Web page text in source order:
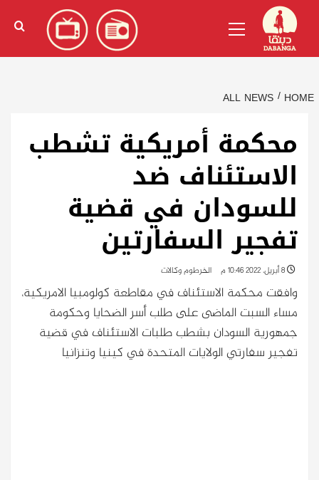
content
الإنجليزية)
Menu
HOME
ALL NEWS
محكمة أمريكية تشطب
الاستئناف ضد
للسودان في قضية
تفجير السفارتين
الخرطوم وكالات
وافقت محكمة الاستئناف في مقاطعة كولومبيا الامريكية،
مساء السبت الماضى على طلب أسر الضحايا وحكومة
جمهورية السودان بشطب طلبات الاستئناف في قضية
تفجير سفارتي الولايات المتحدة في كينيا وتنزانيا